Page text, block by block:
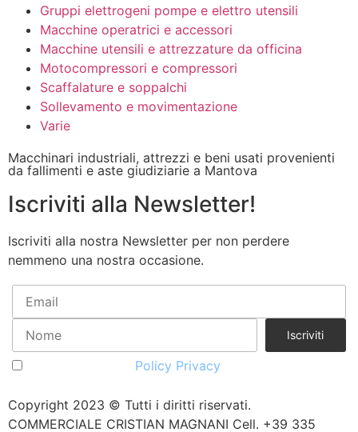
Gruppi elettrogeni pompe e elettro utensili
Macchine operatrici e accessori
Macchine utensili e attrezzature da officina
Motocompressori e compressori
Scaffalature e soppalchi
Sollevamento e movimentazione
Varie
Macchinari industriali, attrezzi e beni usati provenienti
da fallimenti e aste giudiziarie a Mantova
Iscriviti alla Newsletter!
Iscriviti alla nostra Newsletter per non perdere
nemmeno una nostra occasione.
Policy Privacy
Copyright 2023 © Tutti i diritti riservati.
COMMERCIALE CRISTIAN MAGNANI Cell. +39 335